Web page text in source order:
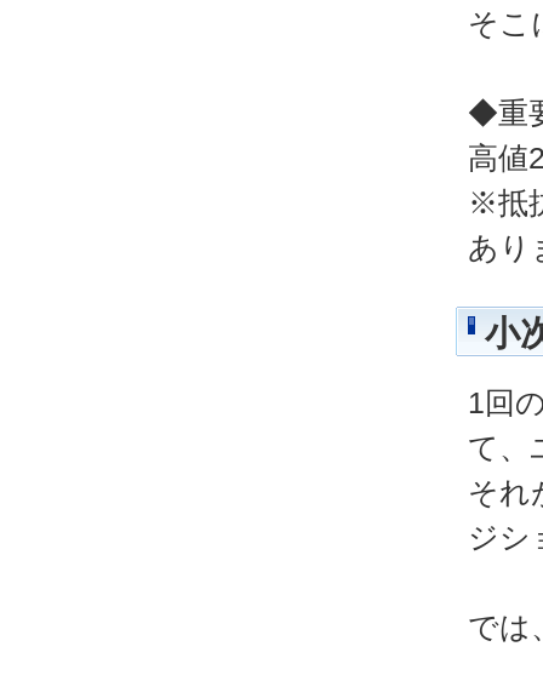
そこ
◆重
高値
※抵
あり
小
1回
て、
それ
ジシ
では